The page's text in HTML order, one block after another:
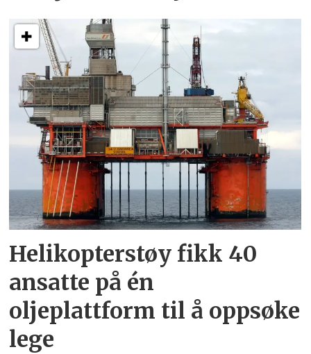
Helikopterstøy fikk 40
ansatte på én
oljeplattform til å oppsøke
lege